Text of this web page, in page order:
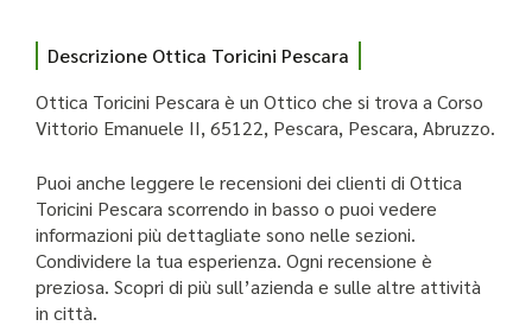
Descrizione Ottica Toricini Pescara
Ottica Toricini Pescara è un Ottico che si trova a Corso
Vittorio Emanuele II, 65122, Pescara, Pescara, Abruzzo.
Puoi anche leggere le recensioni dei clienti di Ottica
Toricini Pescara scorrendo in basso o puoi vedere
informazioni più dettagliate sono nelle sezioni.
Condividere la tua esperienza. Ogni recensione è
preziosa. Scopri di più sull’azienda e sulle altre attività
in città.